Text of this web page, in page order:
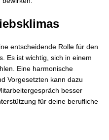
entscheidende Rolle für den
Es ist wichtig, sich in einem
Eine harmonische
Vorgesetzten kann dazu
besser
für deine berufliche